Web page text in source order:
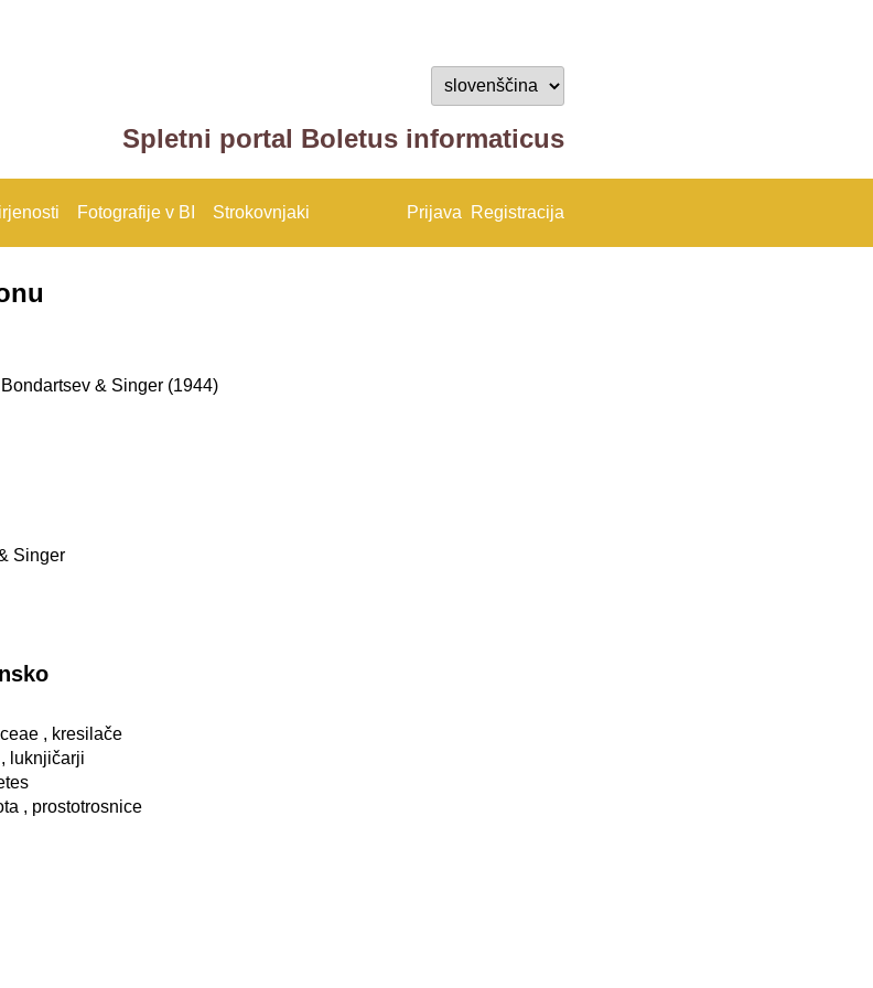
Spletni portal Boletus informaticus
Fotografije v BI Strokovnjaki Prijava Registracija
Bondartsev & Singer (1944)
Singer
, kresilače
, luknjičarji
, prostotrosnice